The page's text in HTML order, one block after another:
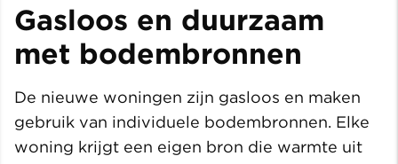
Gasloos en duurzaam
met bodembronnen
De nieuwe woningen zijn gasloos en maken
gebruik van individuele bodembronnen. Elke
woning krijgt een eigen bron die warmte uit